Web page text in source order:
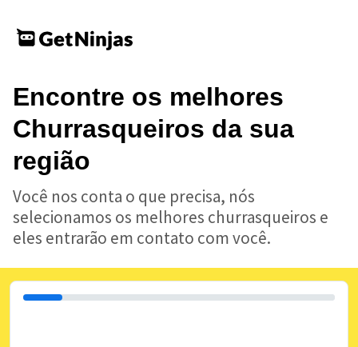
Encontre os melhores
Churrasqueiros da sua
região
Você nos conta o que precisa, nós
selecionamos os melhores churrasqueiros e
eles entrarão em contato com você.